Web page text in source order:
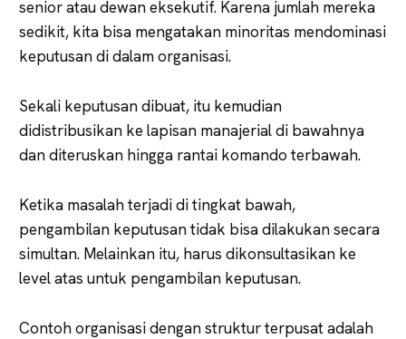
senior atau dewan eksekutif. Karena jumlah mereka
sedikit, kita bisa mengatakan minoritas mendominasi
keputusan di dalam organisasi.
Sekali keputusan dibuat, itu kemudian
didistribusikan ke lapisan manajerial di bawahnya
dan diteruskan hingga rantai komando terbawah.
Ketika masalah terjadi di tingkat bawah,
pengambilan keputusan tidak bisa dilakukan secara
simultan. Melainkan itu, harus dikonsultasikan ke
level atas untuk pengambilan keputusan.
Contoh organisasi dengan struktur terpusat adalah